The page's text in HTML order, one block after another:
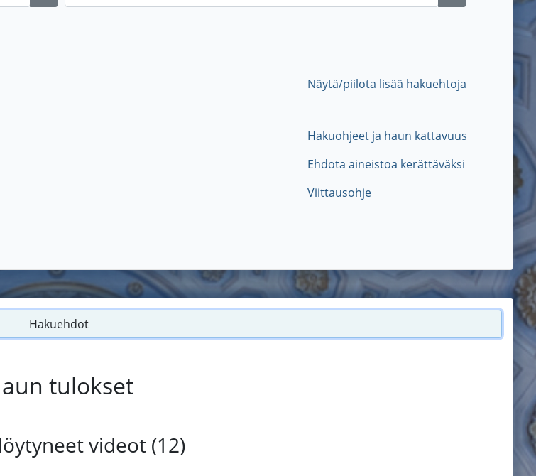
Näytä/piilota lisää hakuehtoja
Hakuohjeet ja haun kattavuus
Ehdota aineistoa kerättäväksi
Viittausohje
Hakuehdot
tulokset
videot (12)